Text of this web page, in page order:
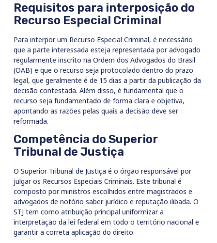
Requisitos para interposição do
Recurso Especial Criminal
Para interpor um Recurso Especial Criminal, é necessário
que a parte interessada esteja representada por advogado
regularmente inscrito na Ordem dos Advogados do Brasil
(OAB) e que o recurso seja protocolado dentro do prazo
legal, que geralmente é de 15 dias a partir da publicação da
decisão contestada. Além disso, é fundamental que o
recurso seja fundamentado de forma clara e objetiva,
apontando as razões pelas quais a decisão deve ser
reformada.
Competência do Superior
Tribunal de Justiça
O Superior Tribunal de Justiça é o órgão responsável por
julgar os Recursos Especiais Criminais. Este tribunal é
composto por ministros escolhidos entre magistrados e
advogados de notório saber jurídico e reputação ilibada. O
STJ tem como atribuição principal uniformizar a
interpretação da lei federal em todo o território nacional e
garantir a correta aplicação do direito.